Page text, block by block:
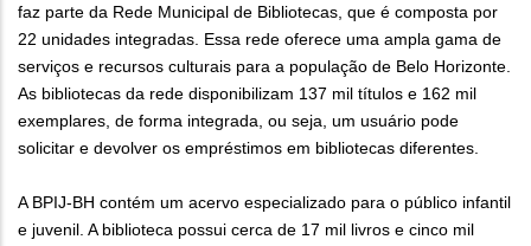
faz parte da Rede Municipal de Bibliotecas, que é composta por
22 unidades integradas. Essa rede oferece uma ampla gama de
serviços e recursos culturais para a população de Belo Horizonte.
As bibliotecas da rede disponibilizam 137 mil títulos e 162 mil
exemplares, de forma integrada, ou seja, um usuário pode
solicitar e devolver os empréstimos em bibliotecas diferentes.
A BPIJ-BH contém um acervo especializado para o público infantil
e juvenil. A biblioteca possui cerca de 17 mil livros e cinco mil